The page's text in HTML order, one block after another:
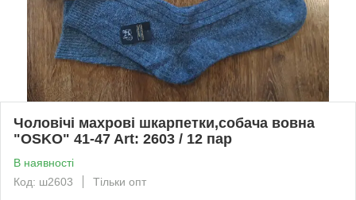
Чоловічі махрові шкарпетки,собача вовна
"OSKO" 41-47 Art: 2603 / 12 пар
В наявності
Код: ш2603
Тільки опт